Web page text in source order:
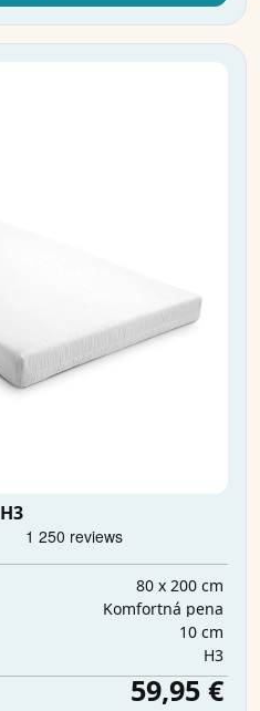
80 x 200 cm
Komfortná pena
10 cm
H3
59,95 €